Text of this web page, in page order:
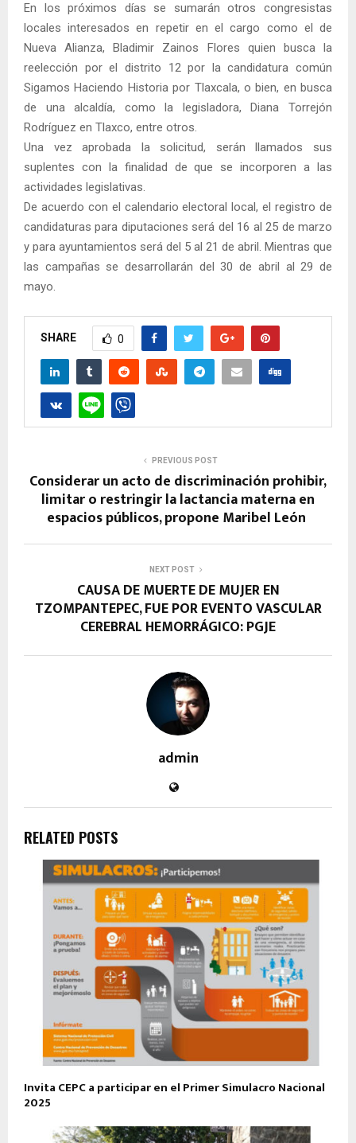
En los próximos días se sumarán otros congresistas
locales interesados en repetir en el cargo como el de
Nueva Alianza, Bladimir Zainos Flores quien busca la
reelección por el distrito 12 por la candidatura común
Sigamos Haciendo Historia por Tlaxcala, o bien, en busca
de una alcaldía, como la legisladora, Diana Torrejón
Rodríguez en Tlaxco, entre otros.
Una vez aprobada la solicitud, serán llamados sus
suplentes con la finalidad de que se incorporen a las
actividades legislativas.
De acuerdo con el calendario electoral local, el registro de
candidaturas para diputaciones será del 16 al 25 de marzo
y para ayuntamientos será del 5 al 21 de abril. Mientras que
las campañas se desarrollarán del 30 de abril al 29 de
mayo.
SHARE 0
PREVIOUS POST
Considerar un acto de discriminación prohibir,
limitar o restringir la lactancia materna en
espacios públicos, propone Maribel León
NEXT POST
CAUSA DE MUERTE DE MUJER EN
TZOMPANTEPEC, FUE POR EVENTO VASCULAR
CEREBRAL HEMORRÁGICO: PGJE
admin
RELATED POSTS
Invita CEPC a participar en el Primer Simulacro Nacional
2025